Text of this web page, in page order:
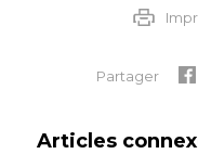
Partager
Articles